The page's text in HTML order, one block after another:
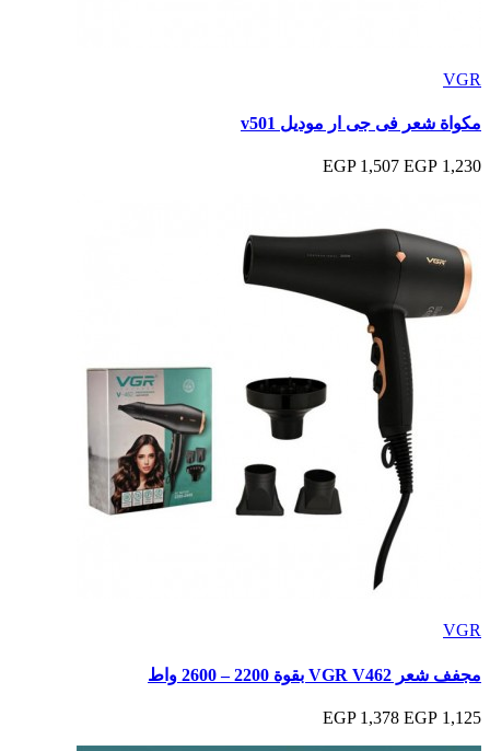
VGR
مكواة شعر فى جى ار موديل v501
1,230 EGP
1,507 EGP
VGR
مجفف شعر VGR V462 بقوة 2200 – 2600 واط
1,125 EGP
1,378 EGP